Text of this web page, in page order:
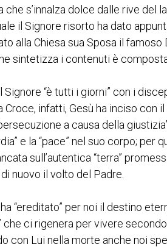
che s’innalza dolce dalle rive
il Signore risorto ha dato
alla Chiesa sua Sposa il
sintetizza i contenuti è
Signore “è tutti i giorni” con i
infatti, Gesù ha inciso con
a causa della
e la “pace” nel suo corpo; per
sull’autentica “terra”
nuovo il volto del Padre.
ha “ereditato” per noi il destino
che ci rigenera per vivere
con Lui nella morte anche noi